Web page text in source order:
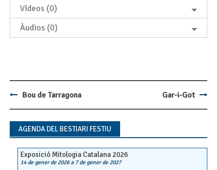
Vídeos (0)
Àudios (0)
Post
navigation
Bou de Tarragona Gar-i-Got
AGENDA DEL BESTIARI FESTIU
Exposició Mitologia Catalana 2026
14 de gener de 2026a 7 de gener de 2027